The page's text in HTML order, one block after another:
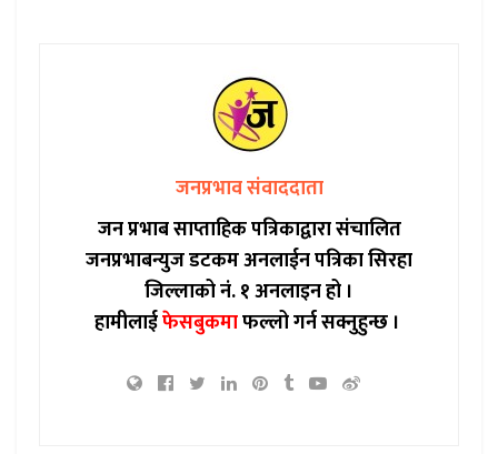
जनप्रभाव संवाददाता
जन प्रभाब साप्ताहिक पत्रिकाद्वारा संचालित
जनप्रभाबन्युज डटकम अनलाईन पत्रिका सिरहा
जिल्लाको नं. १ अनलाइन हो ।
हामीलाईफेसबुकमाफल्लो गर्न सक्नुहुन्छ ।